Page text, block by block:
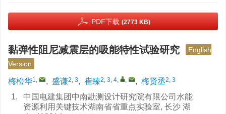
PDF下载 (2773 KB)
黏弹性阻尼减震层的吸能特性试验研究
English
Version
梅松华1, , 盛谦2, 3, 崔臻2, 3, 4, , , 梅贤丞2, 3
1.
中国电建集团中南勘测设计研究院有限公司水能
资源利用关键技术湖南省省重点实验室, 长沙 湖